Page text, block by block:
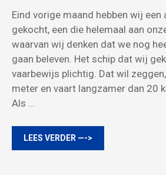
Eind vorige maand hebben wij een
gekocht, een die helemaal aan
waarvan wij denken dat we nog
gaan beleven. Het schip dat wij
vaarbewijs plichtig. Dat wil
meter en vaart langzamer dan 20
Als …
LEES VERDER —->